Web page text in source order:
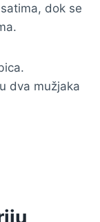
dok se
dva mužjaka